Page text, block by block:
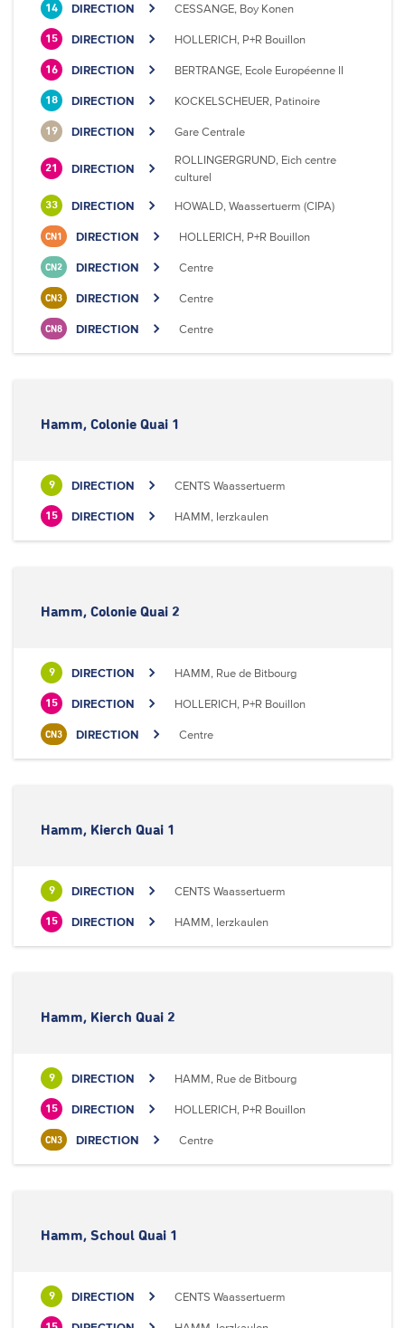
14 DIRECTION CESSANGE, Boy Konen
15 DIRECTION HOLLERICH, P+R Bouillon
16 DIRECTION BERTRANGE, Ecole Européenne II
18 DIRECTION KOCKELSCHEUER, Patinoire
19 DIRECTION Gare Centrale
21 DIRECTION
ROLLINGERGRUND, Eich centre
culturel
33 DIRECTION HOWALD, Waassertuerm (CIPA)
CN1 DIRECTION HOLLERICH, P+R Bouillon
CN2 DIRECTION Centre
CN3 DIRECTION Centre
CN8 DIRECTION Centre
Hamm, Colonie Quai 1
9 DIRECTION CENTS Waassertuerm
15 DIRECTION HAMM, Ierzkaulen
Hamm, Colonie Quai 2
9 DIRECTION HAMM, Rue de Bitbourg
15 DIRECTION HOLLERICH, P+R Bouillon
CN3 DIRECTION Centre
Hamm, Kierch Quai 1
9 DIRECTION CENTS Waassertuerm
15 DIRECTION HAMM, Ierzkaulen
Hamm, Kierch Quai 2
9 DIRECTION HAMM, Rue de Bitbourg
15 DIRECTION HOLLERICH, P+R Bouillon
CN3 DIRECTION Centre
Hamm, Schoul Quai 1
9 DIRECTION CENTS Waassertuerm